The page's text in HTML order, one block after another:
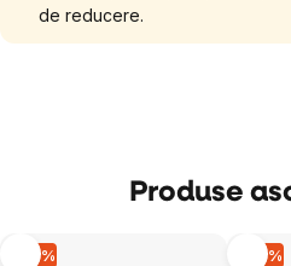
de reducere.
Produse
–10 % –10 %